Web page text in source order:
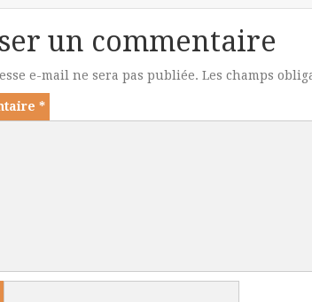
un commentaire
e-mail ne sera pas publiée. Les champs
*